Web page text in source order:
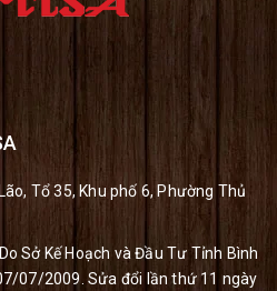
Tổ 35, Khu phố 6, Phường Thủ
Sở Kế Hoạch và Đầu Tư Tỉnh Bình
07/2009. Sửa đổi lần thứ 11 ngày